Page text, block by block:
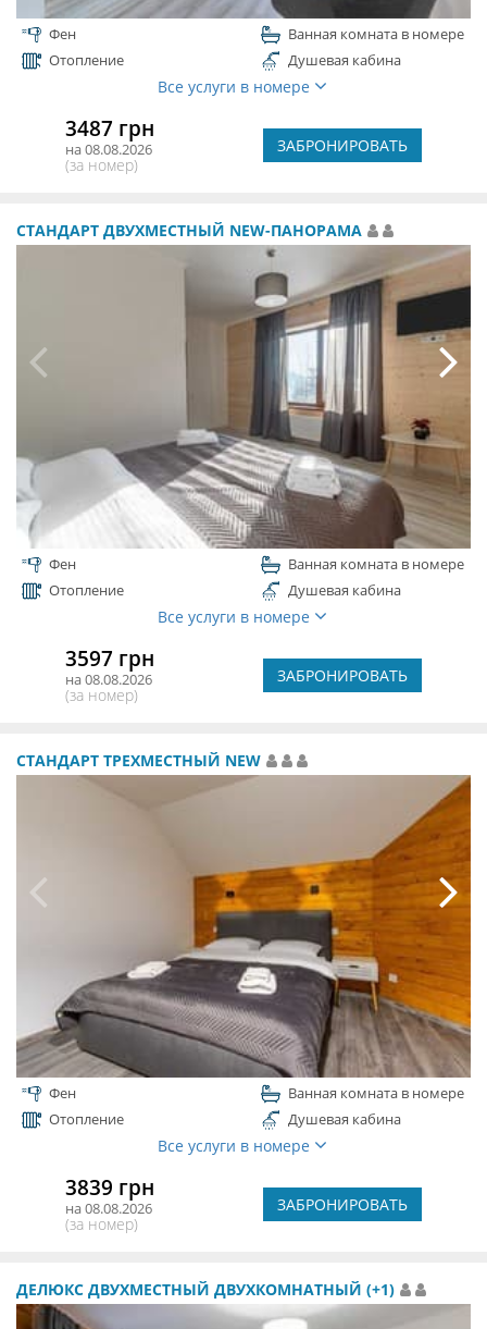
Фен
Ванная комната в номере
Отопление
Душевая кабина
Все услуги в номере
3487 грн
на 08.08.2026
(за номер)
ЗАБРОНИРОВАТЬ
СТАНДАРТ ДВУХМЕСТНЫЙ NEW-ПАНОРАМА
Фен
Ванная комната в номере
Отопление
Душевая кабина
Все услуги в номере
3597 грн
на 08.08.2026
(за номер)
ЗАБРОНИРОВАТЬ
СТАНДАРТ ТРЕХМЕСТНЫЙ NEW
Фен
Ванная комната в номере
Отопление
Душевая кабина
Все услуги в номере
3839 грн
на 08.08.2026
(за номер)
ЗАБРОНИРОВАТЬ
ДЕЛЮКС ДВУХМЕСТНЫЙ ДВУХКОМНАТНЫЙ (+1)